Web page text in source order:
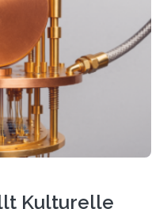
Durchbruch:
Kernübergang wurde
zeigen, dass sich
um hochpräzise…
Kulturelle